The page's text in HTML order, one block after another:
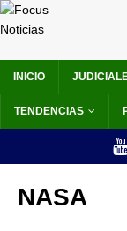
INICIO
TENDENCIAS
NASA